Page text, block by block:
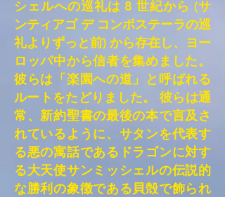
シェルへの巡礼は 8 世紀から (サ
ンティアゴ デ コンポステーラの巡
礼よりずっと前) から存在し、ヨー
ロッパ中から信者を集めました。
彼らは「楽園への道」と呼ばれる
ルートをたどりました。 彼らは通
常、新約聖書の最後の本で言及さ
れているように、サタンを代表す
る悪の寓話であるドラゴンに対す
る大天使サンミッシェルの伝説的
な勝利の象徴である貝殻で飾られ